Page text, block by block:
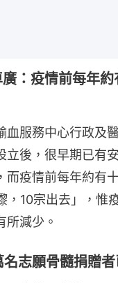
：疫情前每年
血服務中心行政及
立後，很早期已有
而疫情前每年約有
，10宗出去」，惟
所減少。
志願骨髓捐贈